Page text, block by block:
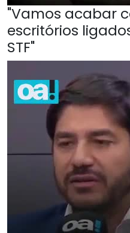
"Vamos acabar
escritórios
STF"